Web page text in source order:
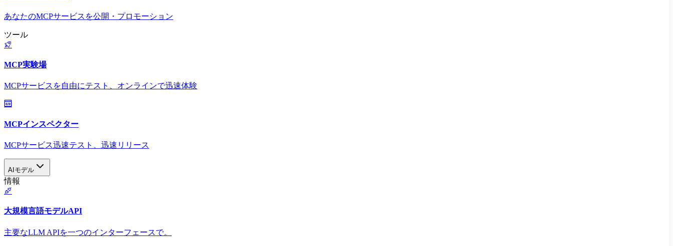
あなたのMCPサービスを公開・プロモーション
ツール
MCP実験場
MCPサービスを自由にテスト、オンラインで迅速体験
MCPインスペクター
MCPサービス迅速テスト、迅速リリース
AIモデル
情報
大規模言語モデルAPI
主要なLLM APIを一つのインターフェースで。